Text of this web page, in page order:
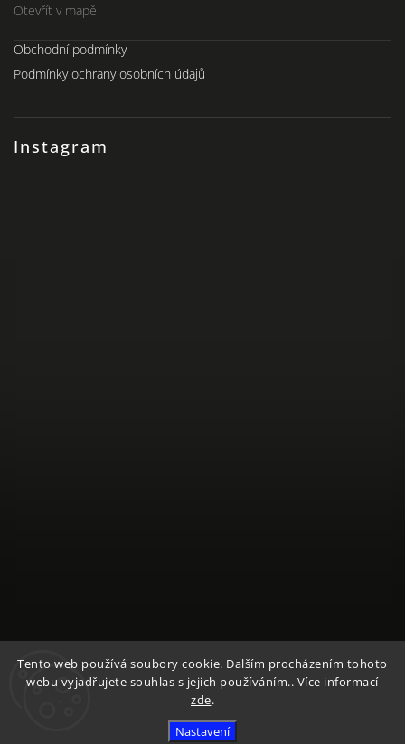
Tento web používá soubory cookie. Dalším procházením tohoto
webu vyjadřujete souhlas s jejich používáním.. Více informací
zde.
Nastavení
Otevřít v mapě
Instagram
Sledovat na Instagramu
Obchodní podmínky
Podmínky ochrany osobních údajů
vyhrazena.